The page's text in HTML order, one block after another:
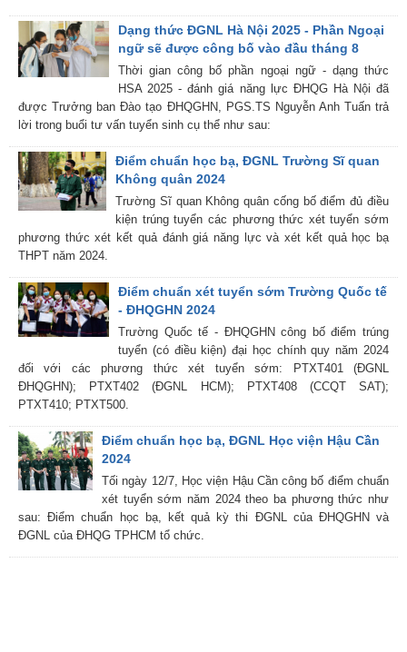
Dạng thức ĐGNL Hà Nội 2025 - Phần Ngoại
ngữ sẽ được công bố vào đầu tháng 8
Thời gian công bố phần ngoại ngữ - dạng thức
HSA 2025 - đánh giá năng lực ĐHQG Hà Nội đã
được Trưởng ban Đào tạo ĐHQGHN, PGS.TS Nguyễn Anh Tuấn trả
lời trong buổi tư vấn tuyển sinh cụ thể như sau:
Điểm chuẩn học bạ, ĐGNL Trường Sĩ quan
Không quân 2024
Trường Sĩ quan Không quân cống bố điểm đủ điều
kiện trúng tuyển các phương thức xét tuyển sớm
phương thức xét kết quả đánh giá năng lực và xét kết quả học bạ
THPT năm 2024.
Điểm chuẩn xét tuyển sớm Trường Quốc tế
- ĐHQGHN 2024
Trường Quốc tế - ĐHQGHN công bố điểm trúng
tuyển (có điều kiện) đại học chính quy năm 2024
đối với các phương thức xét tuyển sớm: PTXT401 (ĐGNL
ĐHQGHN); PTXT402 (ĐGNL HCM); PTXT408 (CCQT SAT);
PTXT410; PTXT500.
Điểm chuẩn học bạ, ĐGNL Học viện Hậu Cần
2024
Tối ngày 12/7, Học viện Hậu Cần công bố điểm chuẩn
xét tuyển sớm năm 2024 theo ba phương thức như
sau: Điểm chuẩn học bạ, kết quả kỳ thi ĐGNL của ĐHQGHN và
ĐGNL của ĐHQG TPHCM tổ chức.